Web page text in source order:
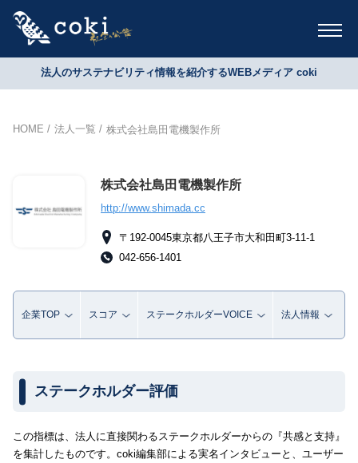
法人のサステナビリティ情報を紹介するWEBメディア coki
HOME 法人一覧 株式会社島田電機製作所
株式会社島田電機製作所
http://www.shimada.cc
〒192‐0045東京都八王子市大和田町3-11-1
042-656-1401
企業TOP スコア ステークホルダーVOICE 法人情報
ステークホルダー評価
この指標は、法人に直接関わるステークホルダーからの『共感と支持』
を集計したものです。coki編集部による実名インタビューと、ユーザー